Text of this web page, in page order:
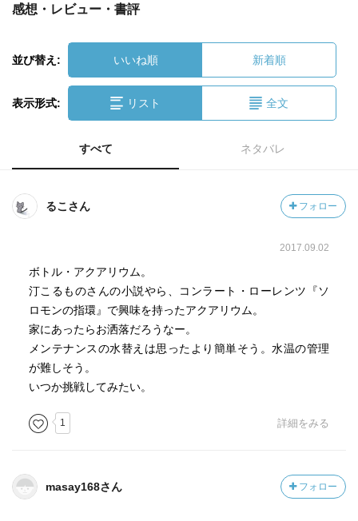
感想・レビュー・書評
並び替え: いいね順 新着順
表示形式: リスト 全文
すべて ネタバレ
るこさん フォロー
2017.09.02
ボトル・アクアリウム。
汀こるものさんの小説やら、コンラート・ローレンツ『ソ
ロモンの指環』で興味を持ったアクアリウム。
家にあったらお洒落だろうなー。
メンテナンスの水替えは思ったより簡単そう。水温の管理
が難しそう。
いつか挑戦してみたい。
1 詳細をみる
masay168さん フォロー